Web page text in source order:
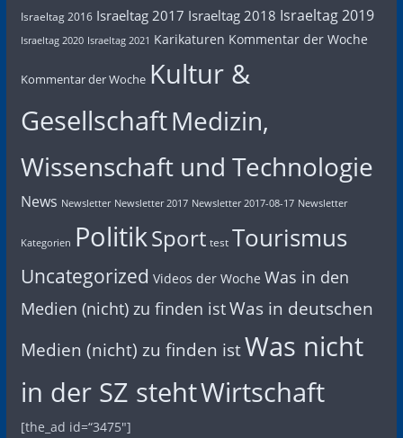
Israeltag 2016 Israeltag 2017 Israeltag 2018 Israeltag 2019
Israeltag 2020 Israeltag 2021 Karikaturen Kommentar der Woche
Kommentar der Woche Kultur &
GesellschaftMedizin,
Wissenschaft und Technologie
News Newsletter Newsletter 2017 Newsletter 2017-08-17 Newsletter
Kategorien PolitikSport test Tourismus
Uncategorized Videos der Woche Was in den
Medien (nicht) zu finden istWas in deutschen
Medien (nicht) zu finden istWas nicht
in der SZ stehtWirtschaft
[the_ad id=“3475″]